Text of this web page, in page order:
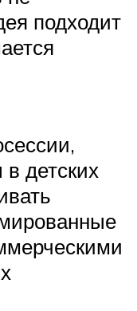
подходит
детских